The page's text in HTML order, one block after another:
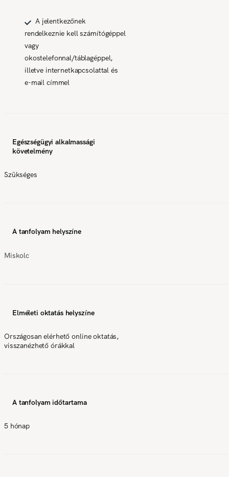
A jelentkezőnek
rendelkeznie kell számítógéppel
vagy
okostelefonnal/táblagéppel,
illetve internetkapcsolattal és
e-mail címmel
Egészségügyi alkalmassági
követelmény
Szükséges
A tanfolyam helyszíne
Miskolc
Elméleti oktatás helyszíne
Országosan elérhető online oktatás,
visszanézhető órákkal
A tanfolyam időtartama
5 hónap